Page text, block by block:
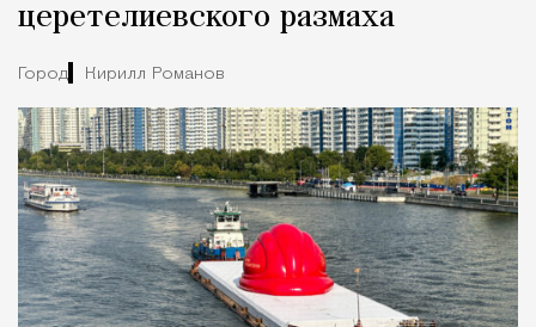
церетелиевского размаха
Город Кирилл Романов